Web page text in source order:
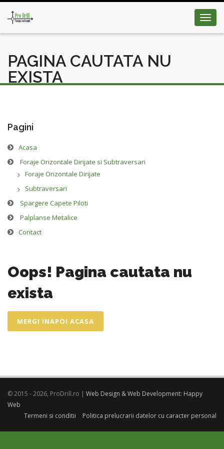
PAGINA CAUTATA NU
EXISTA
Pagini
Acasa
Foraje Orizontale Dirijate si Subtraversari
Foraje Orizontale Dirijate
Subtraversari
Spargere Capete Piloti
Palplanse Metalice
Contact
Oops! Pagina cautata nu
exista
MERGI INAPOI ACASA
© 2015 - 2026, ProDrill.ro | Web Design & Web Development: Happy
Web
Termeni si conditii
Politica prelucrarii datelor cu caracter personal